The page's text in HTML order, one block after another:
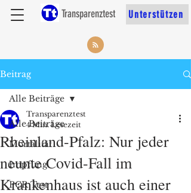
Unterstützen
Transparenztest
Beitrag
Alle Beiträge
Mortalität
Impfung
PCR Test
Alle Beiträge
Rheinland-Pfalz: Nur jeder
neunte Covid-Fall im
Krankenhaus ist auch einer
Transparenztest
4 Min. Lesezeit